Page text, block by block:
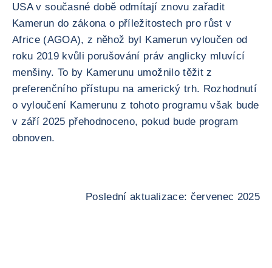
USA v současné době odmítají znovu zařadit
Kamerun do zákona o příležitostech pro růst v
Africe (AGOA), z něhož byl Kamerun vyloučen od
roku 2019 kvůli porušování práv anglicky mluvící
menšiny. To by Kamerunu umožnilo těžit z
preferenčního přístupu na americký trh. Rozhodnutí
o vyloučení Kamerunu z tohoto programu však bude
v září 2025 přehodnoceno, pokud bude program
obnoven.
Poslední aktualizace: červenec 2025